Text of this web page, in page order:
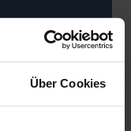
Über Cookies